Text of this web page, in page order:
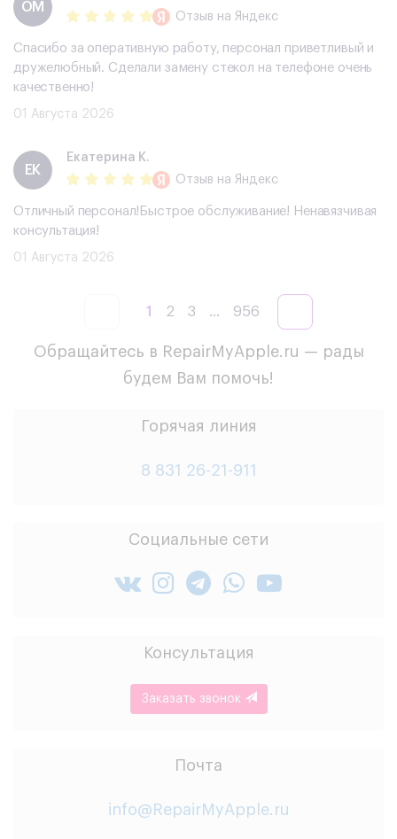
ОМ
Отзыв на Яндекс
Спасибо за оперативную работу, персонал приветливый и
дружелюбный. Сделали замену стекол на телефоне очень
качественно!
01 Августа 2026
ЕК
Екатерина К.
Отзыв на Яндекс
Отличный персонал!Быстрое обслуживание! Ненавязчивая
консультация!
01 Августа 2026
1 2 3 ... 956
Обращайтесь в RepairMyApple.ru — рады
будем Вам помочь!
Горячая линия
8 831 26-21-911
Социальные сети
Консультация
Заказать звонок
Почта
info@RepairMyApple.ru